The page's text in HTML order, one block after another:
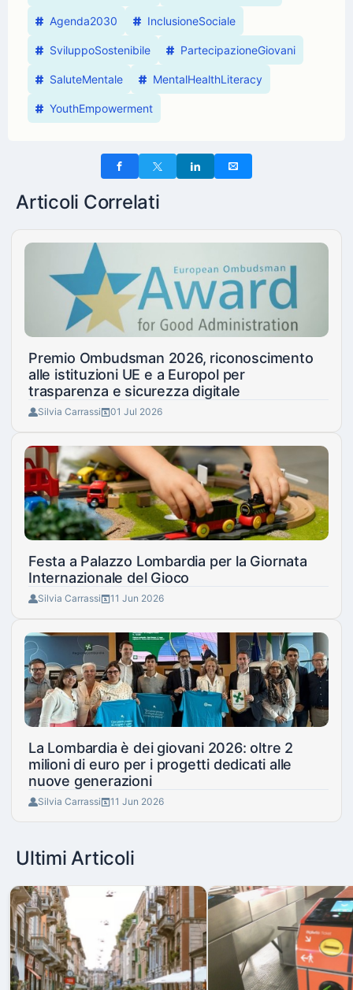
Agenda2030 InclusioneSociale
SviluppoSostenibile PartecipazioneGiovani
SaluteMentale MentalHealthLiteracy
YouthEmpowerment
Articoli Correlati
Premio Ombudsman 2026, riconoscimento
alle istituzioni UE e a Europol per
trasparenza e sicurezza digitale
Silvia Carrassi 01 Jul 2026
Festa a Palazzo Lombardia per la Giornata
Internazionale del Gioco
Silvia Carrassi 11 Jun 2026
La Lombardia è dei giovani 2026: oltre 2
milioni di euro per i progetti dedicati alle
nuove generazioni
Silvia Carrassi 11 Jun 2026
Ultimi Articoli